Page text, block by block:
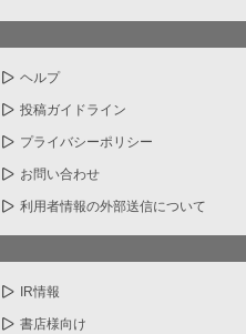
ヘルプ
投稿ガイドライン
プライバシーポリシー
お問い合わせ
利用者情報の外部送信について
IR情報
書店様向け